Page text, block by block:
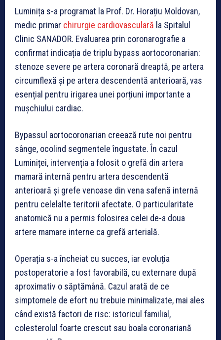
Luminița s-a programat la Prof. Dr. Horațiu Moldovan,
medic primar chirurgie cardiovasculară la Spitalul
Clinic SANADOR. Evaluarea prin coronarografie a
confirmat indicația de triplu bypass aortocoronarian:
stenoze severe pe artera coronară dreaptă, pe artera
circumflexă și pe artera descendentă anterioară, vas
esențial pentru irigarea unei porțiuni importante a
mușchiului cardiac.
Bypassul aortocoronarian creează rute noi pentru
sânge, ocolind segmentele îngustate. În cazul
Luminiței, intervenția a folosit o grefă din artera
mamară internă pentru artera descendentă
anterioară și grefe venoase din vena safenă internă
pentru celelalte teritorii afectate. O particularitate
anatomică nu a permis folosirea celei de-a doua
artere mamare interne ca grefă arterială.
Operația s-a încheiat cu succes, iar evoluția
postoperatorie a fost favorabilă, cu externare după
aproximativ o săptămână. Cazul arată de ce
simptomele de efort nu trebuie minimalizate, mai ales
când există factori de risc: istoricul familial,
colesterolul foarte crescut sau boala coronariană